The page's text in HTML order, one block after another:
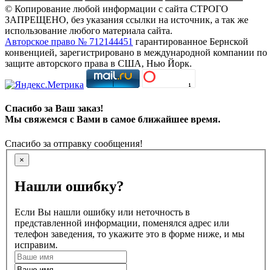
© Копирование любой информации с сайта СТРОГО
ЗАПРЕЩЕНО, без указания ссылки на источник, а так же
использование любого материала сайта.
Авторское право № 712144451 гарантированное Бернской
конвенцией, зарегистрировано в международной компании по
защите авторского права в США, Нью Йорк.
Спасибо за Ваш заказ!
Мы свяжемся с Вами в самое ближайшее время.
Спасибо за отправку сообщения!
×
Нашли ошибку?
Если Вы нашли ошибку или неточность в
представленной информации, поменялся адрес или
телефон заведения, то укажите это в форме ниже, и мы
исправим.